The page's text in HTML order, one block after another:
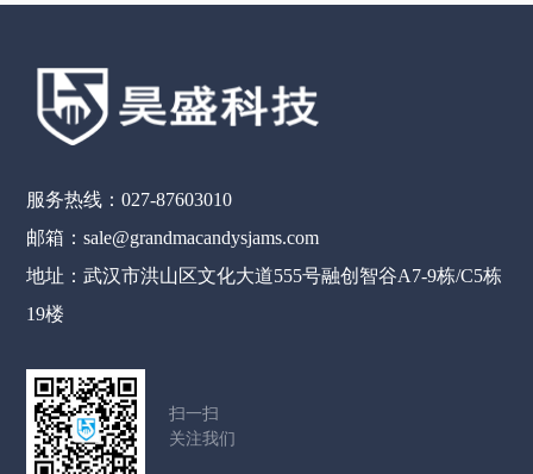
服务热线：027-87603010
邮箱：sale@grandmacandysjams.com
地址：武汉市洪山区文化大道555号融创智谷A7-9栋/C5栋
19楼
扫一扫
关注我们